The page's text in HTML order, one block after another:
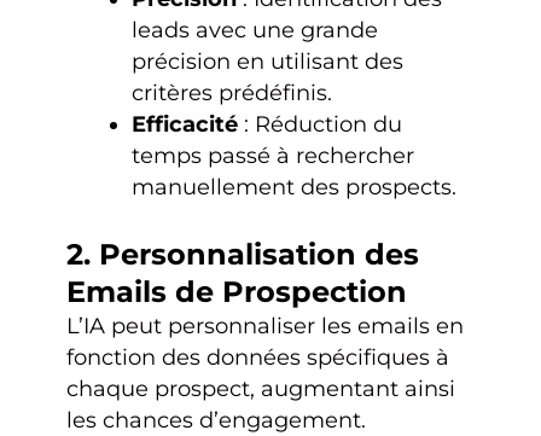
leads avec une grande
précision en utilisant des
critères prédéfinis.
Efficacité: Réduction du
temps passé à rechercher
manuellement des prospects.
2. Personnalisation des
Emails de Prospection
L’IA peut personnaliser les emails en
fonction des données spécifiques à
chaque prospect, augmentant ainsi
les chances d’engagement.